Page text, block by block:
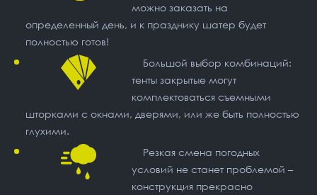
можно заказать на
определенный день, и к празднику шатер будет
полностью готов!
Большой выбор комбинаций:
тенты закрытые могут
комплектоваться съемными
шторками с окнами, дверями, или же быть полностью
глухими.
Резкая смена погодных
условий не станет проблемой –
конструкция прекрасно